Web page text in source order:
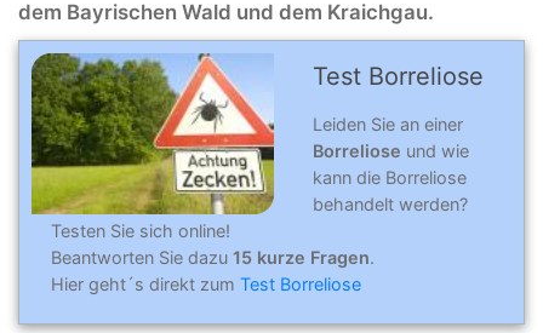
dem Bayrischen Wald und dem Kraichgau.
Test Borreliose
Leiden Sie an einer
Borreliose und wie
kann die Borreliose
behandelt werden?
Testen Sie sich online!
Beantworten Sie dazu 15 kurze Fragen.
Hier geht´s direkt zum Test Borreliose